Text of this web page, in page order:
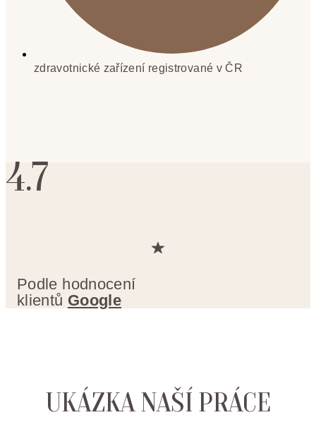
zdravotnické zařízení registrované v ČR
4.7
Podle hodnocení
klientů Google
UKÁZKA NAŠÍ PRÁCE